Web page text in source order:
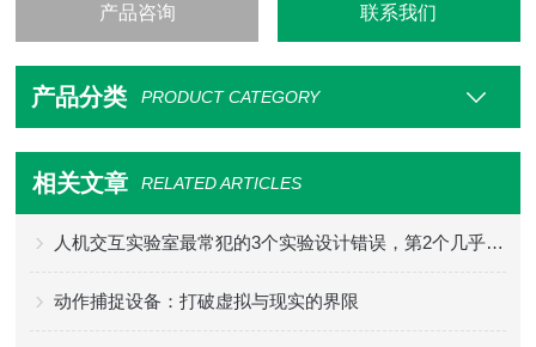
产品咨询 联系我们
产品分类 PRODUCT CATEGORY
相关文章 RELATED ARTICLES
人机交互实验室最常犯的3个实验设计错误，第2个几乎人人中招
动作捕捉设备：打破虚拟与现实的界限